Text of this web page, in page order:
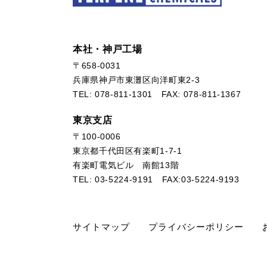
本社・神戸工場
〒658-0031
兵庫県神戸市東灘区向洋町東2-3
TEL:078-811-1301 FAX: 078-811-1367
東京支店
〒100-0006
東京都千代田区有楽町1-7-1
有楽町電気ビル 南館13階
TEL:03-5224-9191 FAX:03-5224-9193
サイトマップ プライバシーポリシー